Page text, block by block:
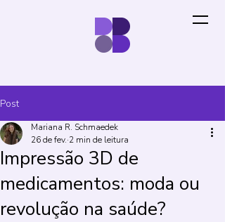
Post
Impressão 3D de
medicamentos: moda ou
revolução na saúde?
Mariana R. Schmaedek
26 de fev. 2 min de leitura